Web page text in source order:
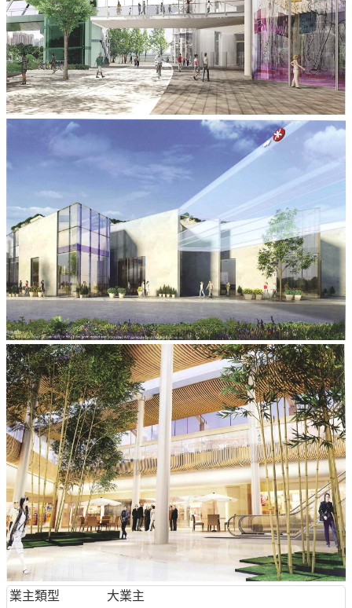
業主類型 大業主